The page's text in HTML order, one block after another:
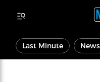
Last Minute News